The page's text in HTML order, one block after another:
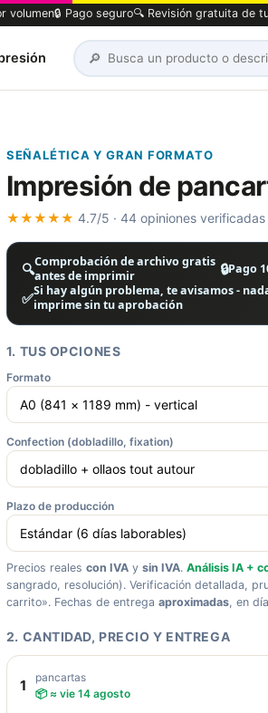
volumen🔒 Pago seguro🔍 Revisión gratuita de
🔎
SEÑALÉTICA Y GRAN FORMATO
Impresión de
★★★★★ 4.7/5 · 44 opiniones verificadas
🔍Comprobación de archivo gratis
antes de imprimir
🔒Pago
✅Si hay algún problema, te avisamos -
imprime sin tu aprobación
1. TUS OPCIONES
Formato
Confection (dobladillo, fixation)
Plazo de producción
Precios reales con IVAy sin IVA. Análisis IA +
sangrado, resolución). Verificación detallada,
carrito». Fechas de entrega aproximadas, en
2. CANTIDAD, PRECIO Y ENTREGA
1
pancartas
📦 ≈ vie 14 agosto